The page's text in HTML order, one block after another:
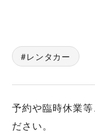
レンタカー
予約や臨時休業
ださい。